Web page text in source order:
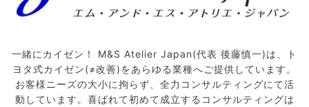
一緒にカイゼン！ M&S Atelier Japan(代表 後藤慎一)は、ト
ヨタ式カイゼン(≠改善)をあらゆる業種へご提供しています。
お客様ニーズの大小に拘らず、全力コンサルティングにて活
動しています。喜ばれて初めて成立するコンサルティングは